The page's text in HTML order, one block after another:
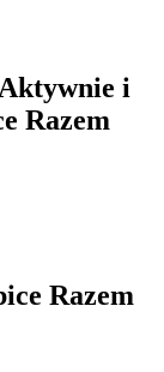
i
Razem
Razem